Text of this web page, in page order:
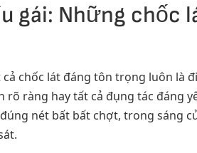
gái: Những chốc
chốc lát đáng tôn trọng luôn là
ràng hay tất cả đụng tác đáng
nét bất bất chợt, trong sáng